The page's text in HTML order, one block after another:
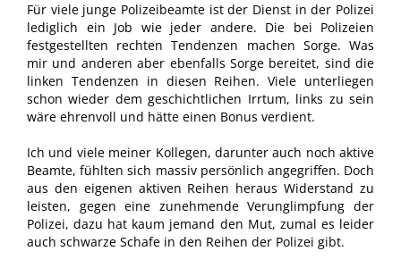
Für viele junge Polizeibeamte ist der Dienst in der Polizei
lediglich ein Job wie jeder andere. Die bei Polizeien
festgestellten rechten Tendenzen machen Sorge. Was
mir und anderen aber ebenfalls Sorge bereitet, sind die
linken Tendenzen in diesen Reihen. Viele unterliegen
schon wieder dem geschichtlichen Irrtum, links zu sein
wäre ehrenvoll und hätte einen Bonus verdient.
Ich und viele meiner Kollegen, darunter auch noch aktive
Beamte, fühlten sich massiv persönlich angegriffen. Doch
aus den eigenen aktiven Reihen heraus Widerstand zu
leisten, gegen eine zunehmende Verunglimpfung der
Polizei, dazu hat kaum jemand den Mut, zumal es leider
auch schwarze Schafe in den Reihen der Polizei gibt.